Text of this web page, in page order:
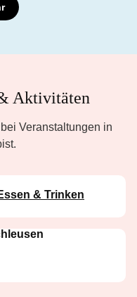
Aktivitäten
Veranstaltungen in
& Trinken